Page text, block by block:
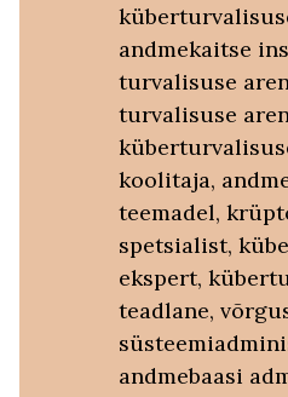
andmekaitse
turvalisuse
turvalisuse
koolitaja,
teemadel,
spetsialist,
ekspert,
teadlane,
andmebaasi